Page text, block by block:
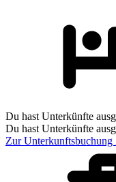
Du hast Unterkünfte
Du hast Unterkünfte
Zur Unterkunftsbuchung